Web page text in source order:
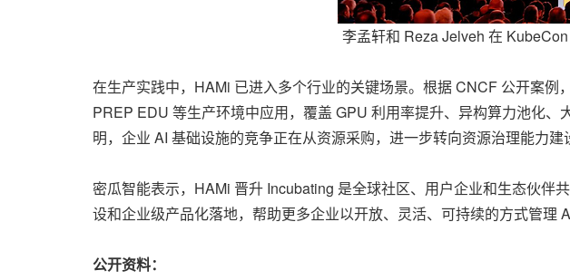
李孟轩和 Reza Jelveh 在
在生产实践中，HAMi 已进入多个行业的关键场景。根据 CNCF 公开案例
PREP EDU 等生产环境中应用，覆盖 GPU 利用率提升、异构算力池化
明，企业 AI 基础设施的竞争正在从资源采购，进一步转向资源治理能力建
密瓜智能表示，HAMi 晋升 Incubating 是全球社区、用户企业和生态伙
设和企业级产品化落地，帮助更多企业以开放、灵活、可持续的方式管理
公开资料：